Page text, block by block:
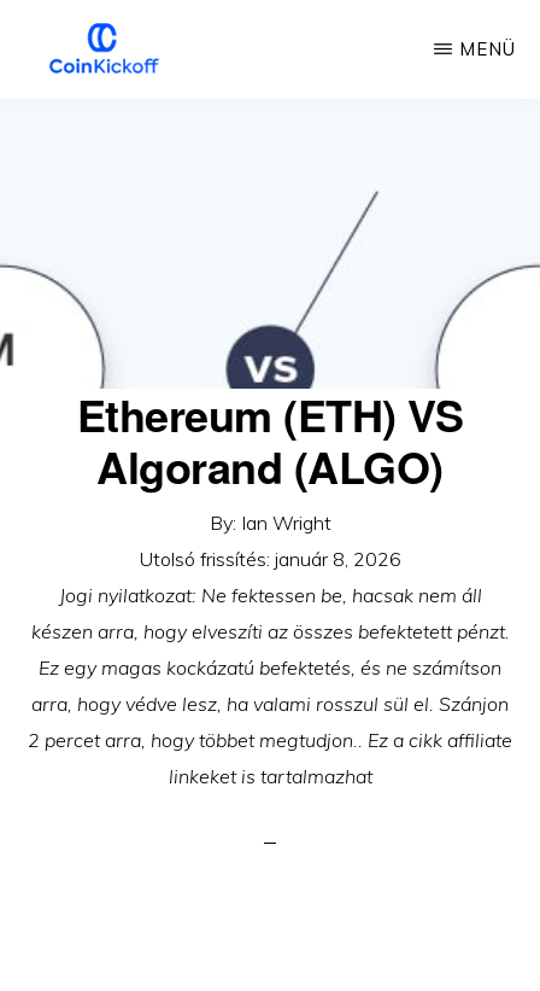
MENÜ
Ethereum (ETH) VS
Algorand (ALGO)
By: Ian Wright
Utolsó frissítés: január 8, 2026
Jogi nyilatkozat: Ne fektessen be, hacsak nem áll
készen arra, hogy elveszíti az összes befektetett pénzt.
Ez egy magas kockázatú befektetés, és ne számítson
arra, hogy védve lesz, ha valami rosszul sül el. Szánjon
2 percet arra, hogy többet megtudjon.. Ez a cikk affiliate
linkeket is tartalmazhat